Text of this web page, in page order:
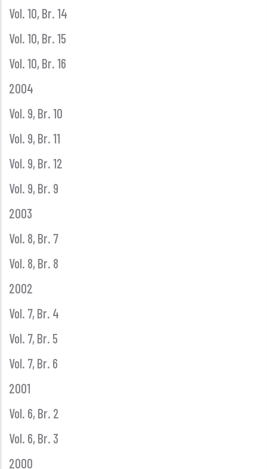
Vol. 10, Br. 14
Vol. 10, Br. 15
Vol. 10, Br. 16
2004
Vol. 9, Br. 10
Vol. 9, Br. 11
Vol. 9, Br. 12
Vol. 9, Br. 9
2003
Vol. 8, Br. 7
Vol. 8, Br. 8
2002
Vol. 7, Br. 4
Vol. 7, Br. 5
Vol. 7, Br. 6
2001
Vol. 6, Br. 2
Vol. 6, Br. 3
2000